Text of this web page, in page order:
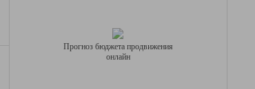
Прогноз бюджета продвижения
онлайн